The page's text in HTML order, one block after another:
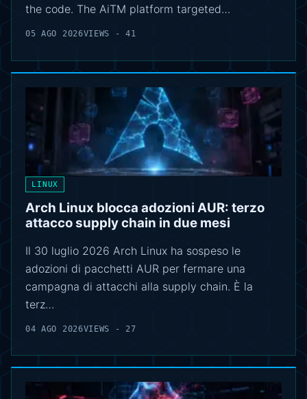
the code. The AiTM platform targeted…
05 AGO 2026VIEWS - 41
LINUX
Arch Linux blocca adozioni AUR: terzo
attacco supply chain in due mesi
Il 30 luglio 2026 Arch Linux ha sospeso le
adozioni di pacchetti AUR per fermare una
campagna di attacchi alla supply chain. È la
terz…
04 AGO 2026VIEWS - 27